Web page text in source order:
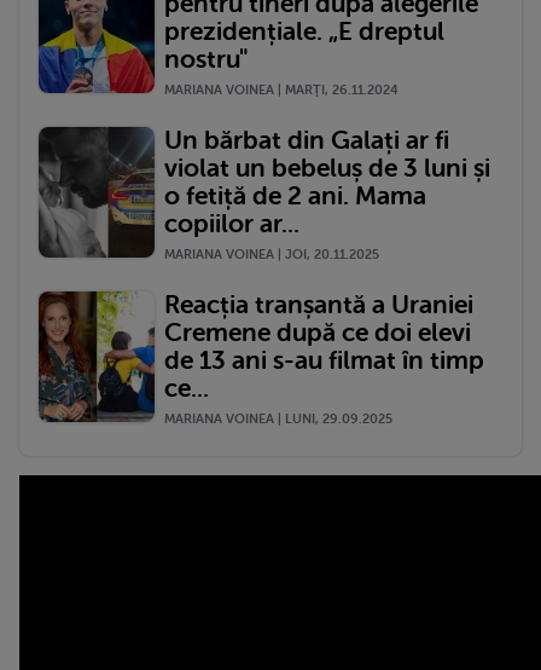
prezidențiale. „E dreptul
nostru"
MARIANA VOINEA | MARŢI, 26.11.2024
Un bărbat din Galați ar fi
violat un bebeluș de 3 luni și
o fetiță de 2 ani. Mama
copiilor ar...
MARIANA VOINEA | JOI, 20.11.2025
Reacția tranșantă a Uraniei
Cremene după ce doi elevi
de 13 ani s-au filmat în timp
ce...
MARIANA VOINEA | LUNI, 29.09.2025